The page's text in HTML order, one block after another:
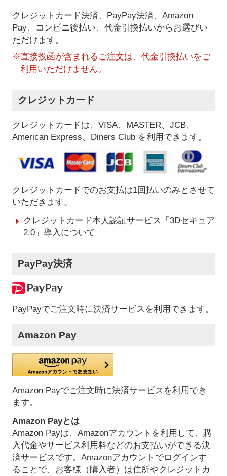
クレジットカード決済、PayPay決済、Amazon
Pay、コンビニ後払い、代金引換払いからお選びい
ただけます。
※直接投函が含まれるご注文は、代金引換払いをご
利用いただけません。
クレジットカード
クレジットカードは、VISA、MASTER、JCB、
American Express、Diners Club を利用できます。
クレジットカードでのお支払は1回払いのみとさせて
いただきます。
クレジットカード本人認証サービス「3Dセキュア
2.0」導入について
PayPay決済
PayPayでご注文時に決済サービスを利用できます。
Amazon Pay
Amazon Payでご注文時に決済サービスを利用でき
ます。
Amazon Payとは
Amazon Payは、Amazonアカウントを利用して、購
入代金やサービス利用料などのお支払いができる決
済サービスです。Amazonアカウントでログインす
ることで、お客様（購入者）は住所やクレジットカ